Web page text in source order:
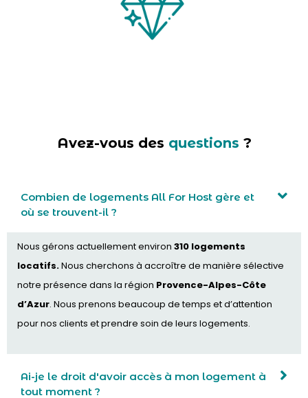
Avez-vous des questions ?
Combien de logements All For Host gère et
où se trouvent-il ?
Nous gérons actuellement environ 310 logements
locatifs.Nous cherchons à accroître de manière sélective
notre présence dans la région Provence-Alpes-Côte
d’Azur. Nous prenons beaucoup de temps et d’attention
pour nos clients et prendre soin de leurs logements.
Ai-je le droit d'avoir accès à mon logement à
tout moment ?